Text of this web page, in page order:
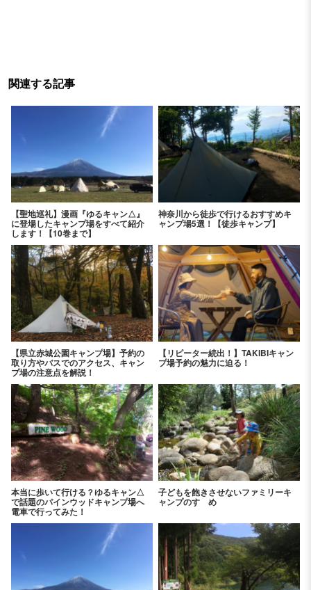
関連する記事
【聖地巡礼】漫画『ゆるキャン△』
に登場したキャンプ場をすべて紹介
します！【10巻まで】
神奈川から徒歩で行けるおすすめキ
ャンプ場5選！【徒歩キャンプ】
【県立赤城公園キャンプ場】予約の
取り方やバスでのアクセス、キャン
プ場の注意点を解説！
【リピーター続出！】TAKIBIキャン
プ場予約の魅力に迫る！
本当に歩いて行ける？ゆるキャン△
で話題のパインウッドキャンプ場へ
電車で行ってみた！
子どもを飽きさせないファミリーキ
ャンプのすゝめ